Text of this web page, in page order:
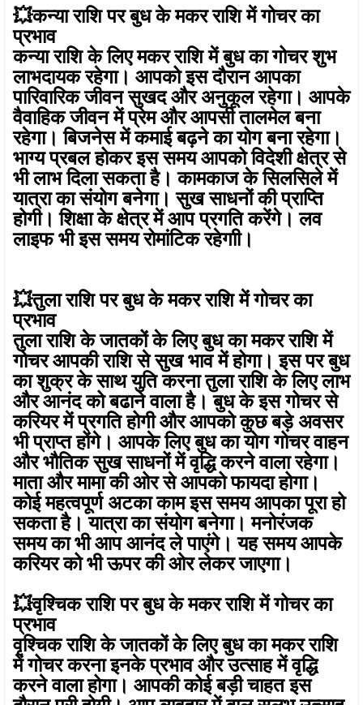
💥कन्या राशि पर बुध के मकर राशि में गोचर का
प्रभाव
कन्या राशि के लिए मकर राशि में बुध का गोचर शुभ
लाभदायक रहेगा। आपको इस दौरान आपका
पारिवारिक जीवन सुखद और अनुकूल रहेगा। आपके
वैवाहिक जीवन में प्रेम और आपसी तालमेल बना
रहेगा। बिजनेस में कमाई बढ़ने का योग बना रहेगा।
भाग्य प्रबल होकर इस समय आपको विदेशी क्षेत्र से
भी लाभ दिला सकता है। कामकाज के सिलसिले में
यात्रा का संयोग बनेगा। सुख साधनों की प्राप्ति
होगी। शिक्षा के क्षेत्र में आप प्रगति करेंगे। लव
लाइफ भी इस समय रोमांटिक रहेगाी।
💥तुला राशि पर बुध के मकर राशि में गोचर का
प्रभाव
तुला राशि के जातकों के लिए बुध का मकर राशि में
गोचर आपकी राशि से सुख भाव में होगा। इस पर बुध
का शुक्र के साथ युति करना तुला राशि के लिए लाभ
और आनंद को बढाने वाला है। बुध के इस गोचर से
करियर में प्रगति होगी और आपको कुछ बड़े अवसर
भी प्राप्त होंगे। आपके लिए बुध का योग गोचर वाहन
और भौतिक सुख साधनों में वृद्धि करने वाला रहेगा।
माता और मामा की ओर से आपको फायदा होगा।
कोई महत्वपूर्ण अटका काम इस समय आपका पूरा हो
सकता है। यात्रा का संयोग बनेगा। मनोरंजक
समय का भी आप आनंद ले पाएंगे। यह समय आपके
करियर को भी ऊपर की ओर लेकर जाएगा।
💥वृश्चिक राशि पर बुध के मकर राशि में गोचर का
प्रभाव
वृश्चिक राशि के जातकों के लिए बुध का मकर राशि
में गोचर करना इनके प्रभाव और उत्साह में वृद्धि
करने वाला होगा। आपकी कोई बड़ी चाहत इस